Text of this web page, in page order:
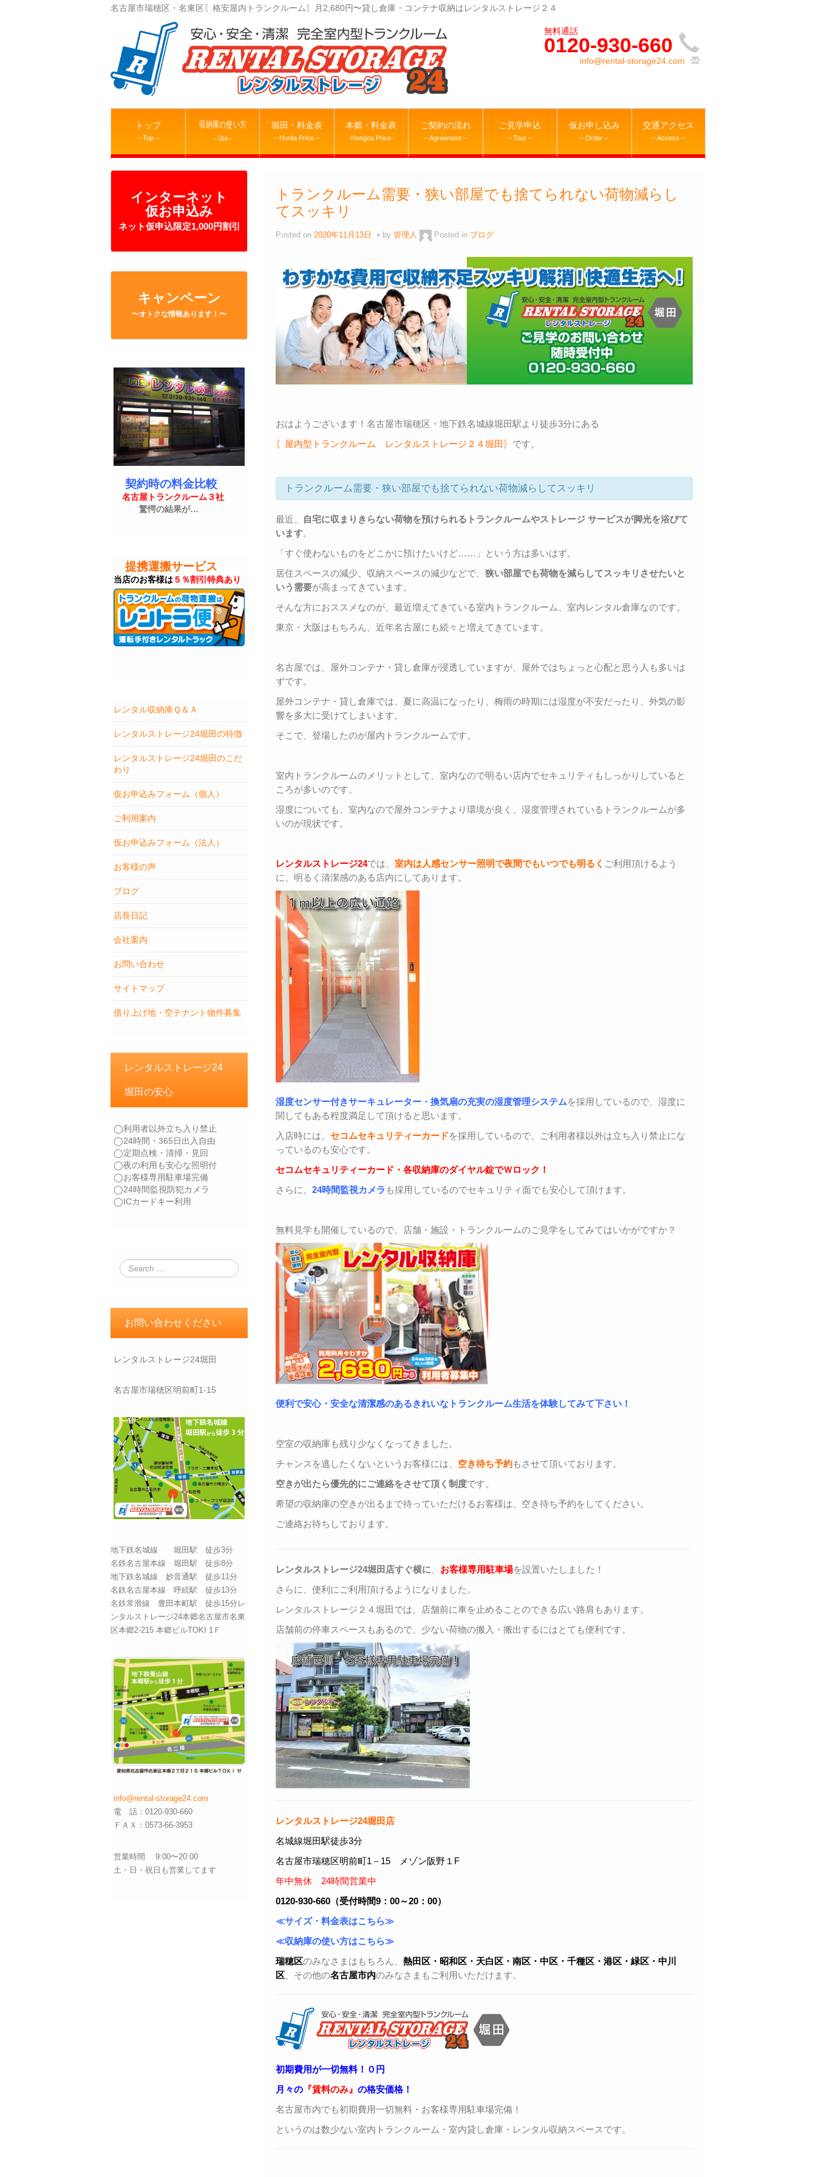
名古屋市瑞穂区・名東区〖格安屋内トランクルーム〗月2,680円〜貸し倉庫・コンテナ収納はレンタルストレージ２４
0120-930-660
info@rental-storage24.com
トップ
– Top –
収納庫の使い方
– Use –
堀田・料金表
– Horita Price –
本郷・料金表
-Hongou Price-
ご契約の流れ
– Agreement –
ご見学申込
– Tour –
仮お申し込み
– Order –
交通アクセス
– Access –
インターネット
仮お申込み
ネット仮申込限定1,000円割引
キャンペーン
〜オトクな情報あります！〜
契約時の料金比較
名古屋トランクルーム３社
驚愕の結果が…
提携運搬サービス
当店のお客様は５％割引特典あり
レンタル収納庫Ｑ＆Ａ
レンタルストレージ24堀田の特徴
レンタルストレージ24堀田のこだ
わり
仮お申込みフォーム（個人）
ご利用案内
仮お申込みフォーム（法人）
お客様の声
ブログ
店長日記
会社案内
お問い合わせ
サイトマップ
借り上げ地・空テナント物件募集
レンタルストレージ24
堀田の安心
◯利用者以外立ち入り禁止
◯24時間・365日出入自由
◯定期点検・清掃・見回
◯夜の利用も安心な照明付
◯お客様専用駐車場完備
◯24時間監視防犯カメラ
◯ICカードキー利用
お問い合わせください
レンタルストレージ24堀田
名古屋市瑞穂区明前町1-15
地下鉄名城線 堀田駅 徒歩3分
名鉄名古屋本線 堀田駅 徒歩8分
地下鉄名城線 妙音通駅 徒歩11分
名鉄名古屋本線 呼続駅 徒歩13分
名鉄常滑線 豊田本町駅 徒歩15分レ
ンタルストレージ24本郷名古屋市名東
区本郷2-215 本郷ビルTOKI 1Ｆ
info@rental-storage24.com
電 話：0120-930-660
ＦＡＸ：0573-66-3953
営業時間 9:00〜20:00
土・日・祝日も営業してます
トランクルーム需要・狭い部屋でも捨てられない荷物減らし
てスッキリ
Posted on2020年11月13日 by管理人 Posted in ブログ
おはようございます！名古屋市瑞穂区・地下鉄名城線堀田駅より徒歩3分にある
〖屋内型トランクルーム レンタルストレージ２４堀田〗 です。
トランクルーム需要・狭い部屋でも捨てられない荷物減らしてスッキリ
最近、
自宅に収まりきらない荷物を預けられるトランクルームやストレージ サービスが脚光を浴びて
います。
「すぐ使わないものをどこかに預けたいけど……」という方は多いはず。
居住スペースの減少、収納スペースの減少などで、狭い部屋でも荷物を減らしてスッキリさせたいと
いう需要が高まってきています。
そんな方におススメなのが、最近増えてきている室内トランクルーム、室内レンタル倉庫なのです。
東京・大阪はもちろん、近年名古屋にも続々と増えてきています。
名古屋では、屋外コンテナ・貸し倉庫が浸透していますが、屋外ではちょっと心配と思う人も多いは
ずです。
屋外コンテナ・貸し倉庫では、夏に高温になったり、梅雨の時期には湿度が不安だったり、外気の影
響を多大に受けてしまいます。
そこで、登場したのが屋内トランクルームです。
室内トランクルームのメリットとして、室内なので明るい店内でセキュリティもしっかりしていると
ころが多いのです。
湿度についても、室内なので屋外コンテナより環境が良く、湿度管理されているトランクルームが多
いのが現状です。
レンタルストレージ24では、室内は人感センサー照明で夜間でもいつでも明るく ご利用頂けるよう
に、明るく清潔感のある店内にしてあります。
湿度センサー付きサーキュレーター・換気扇の充実の湿度管理システムを採用しているので、湿度に
関してもある程度満足して頂けると思います。
入店時には、 セコムセキュリティーカードを採用しているので、ご利用者様以外は立ち入り禁止にな
っているのも安心です。
セコムセキュリティーカード・各収納庫のダイヤル錠でＷロック！
さらに、24時間監視カメラ も採用しているのでセキュリティ面でも安心して頂けます。
無料見学も開催しているので、店舗・施設・トランクルームのご見学をしてみてはいかがですか？
便利で安心・安全な清潔感のあるきれいなトランクルーム生活を体験してみて下さい！
空室の収納庫も残り少なくなってきました。
チャンスを逃したくないというお客様には、 空き待ち予約もさせて頂いております。
空きが出たら優先的にご連絡をさせて頂く制度です。
希望の収納庫の空きが出るまで待っていただけるお客様は、空き待ち予約をしてください。
ご連絡お待ちしております。
レンタルストレージ24堀田店すぐ横に お客様専用駐車場を設置いたしました！
さらに、便利にご利用頂けるようになりました。
レンタルストレージ２４堀田では、店舗前に車を止めることのできる広い路肩もあります。
店舗前の停車スペースもあるので、少ない荷物の搬入・搬出するにはとても便利です。
レンタルストレージ24堀田店
名城線堀田駅徒歩3分
名古屋市瑞穂区明前町1－15 メゾン阪野１F
年中無休 24時間営業中
0120-930-660（受付時間9：00～20：00）
≪サイズ・料金表はこちら≫
≪収納庫の使い方はこちら≫
瑞穂区のみなさまはもちろん、熱田区・昭和区・天白区・南区・中区・千種区・港区・緑区・中川
区 、その他の名古屋市内のみなさまもご利用いただけます。
初期費用が一切無料！０円
月々の 『賃料のみ』の格安価格！
名古屋市内でも初期費用一切無料・お客様専用駐車場完備！
というのは数少ない室内トランクルーム・室内貸し倉庫・レンタル収納スペースです。